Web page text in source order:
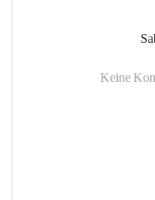
Keine